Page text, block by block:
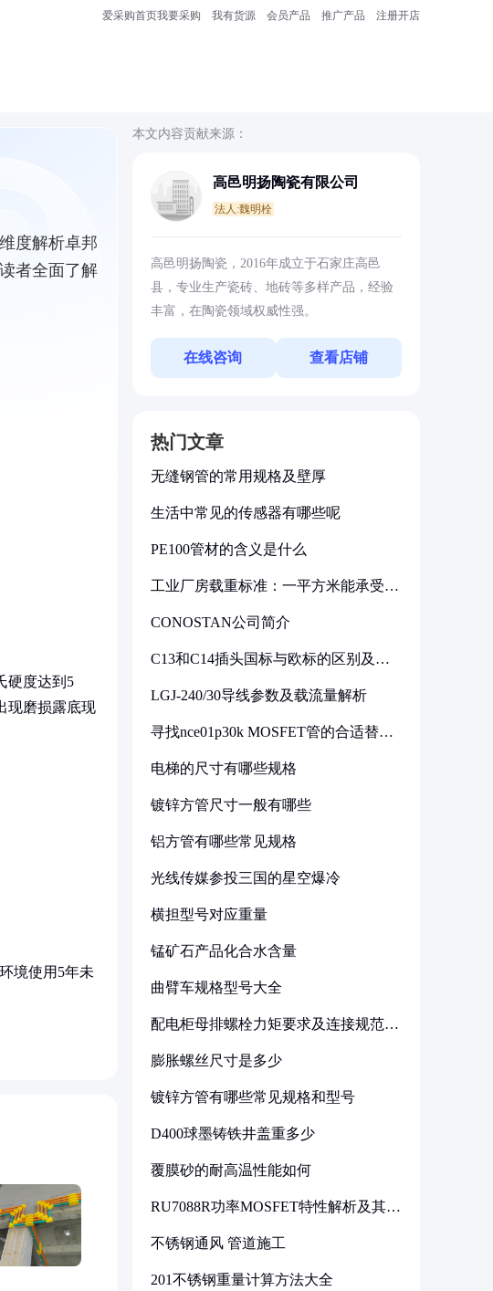
爱采购首页我要采购 我有货源 会员产品 推广产品 注册开店
度解析卓邦
者全面了解
硬度达到5
现磨损露底现
境使用5年未
本文内容贡献来源：
高邑明扬陶瓷有限公司
法人:魏明栓
高邑明扬陶瓷，2016年成立于石家庄高邑
县，专业生产瓷砖、地砖等多样产品，经验
丰富，在陶瓷领域权威性强。
在线咨询 查看店铺
热门文章
无缝钢管的常用规格及壁厚
生活中常见的传感器有哪些呢
PE100管材的含义是什么
工业厂房载重标准：一平方米能承受多
CONOSTAN公司简介
C13和C14插头国标与欧标的区别及其
LGJ-240/30导线参数及载流量解析
寻找nce01p30k MOSFET管的合适替代
电梯的尺寸有哪些规格
镀锌方管尺寸一般有哪些
铝方管有哪些常见规格
光线传媒参投三国的星空爆冷
横担型号对应重量
锰矿石产品化合水含量
曲臂车规格型号大全
配电柜母排螺栓力矩要求及连接规范详
膨胀螺丝尺寸是多少
镀锌方管有哪些常见规格和型号
D400球墨铸铁井盖重多少
覆膜砂的耐高温性能如何
RU7088R功率MOSFET特性解析及其在
不锈钢通风 管道施工
201不锈钢重量计算方法大全